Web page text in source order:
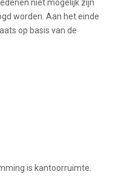
niet mogelijk zijn
worden. Aan het einde
op basis van de
is kantoorruimte.